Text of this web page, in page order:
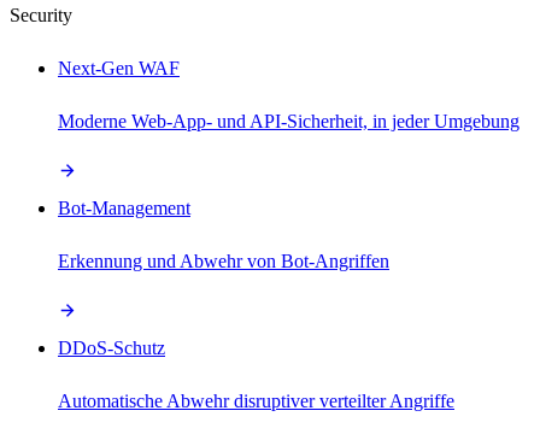
Security
Next-Gen WAF
Moderne Web-App- und API-Sicherheit, in jeder Umgebung
Bot-Management
Erkennung und Abwehr von Bot-Angriffen
DDoS-Schutz
Automatische Abwehr disruptiver verteilter Angriffe